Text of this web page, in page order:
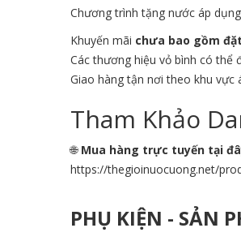
Chương trình tặng nước áp
Khuyến mãi chưa bao gồm
Các thương hiệu vỏ bình có thể
Giao hàng tận nơi theo khu vực
Tham Khảo
🌐 Mua hàng trực tuyến tại
https://thegioinuocuong.net/
PHỤ KIỆN - SẢN